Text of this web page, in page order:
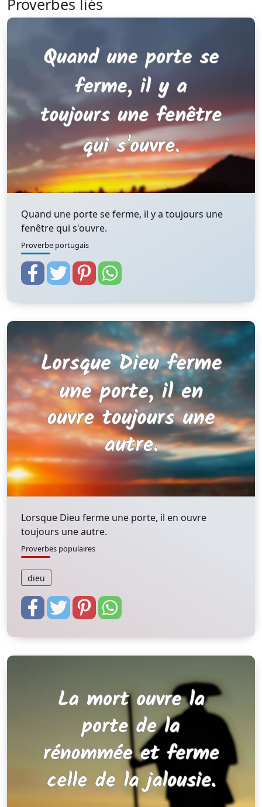
Proverbes liés
Quand une porte se ferme, il y a toujours une
fenêtre qui s'ouvre.
Proverbe portugais
Lorsque Dieu ferme une porte, il en ouvre
toujours une autre.
Proverbes populaires
dieu